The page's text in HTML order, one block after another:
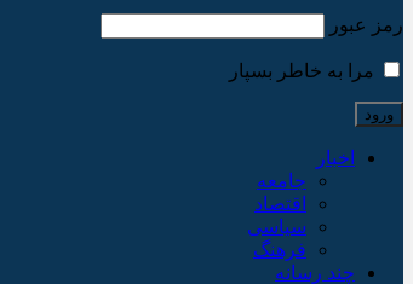
رمز عبور
مرا به خاطر بسپار
اخبار
جامعه
اقتصاد
سیاسی
فرهنگ
چند رسانه